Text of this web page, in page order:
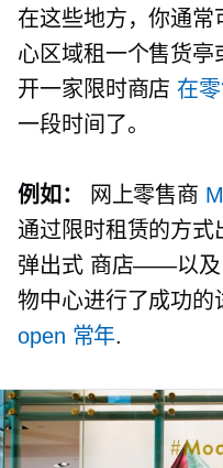
在这些地方，你通常
心区域租一个售货
开一家限时商店 在
一段时间了。
例如： 网上零售商
通过限时租赁的方式
弹出式 商店——以及
物中心进行了成功的
open 常年.